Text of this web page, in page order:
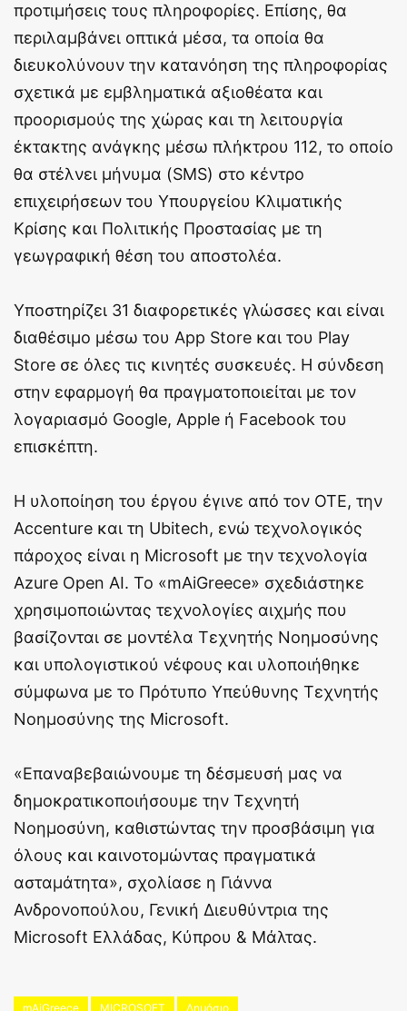
προτιμήσεις τους πληροφορίες. Επίσης, θα
περιλαμβάνει οπτικά μέσα, τα οποία θα
διευκολύνουν την κατανόηση της πληροφορίας
σχετικά με εμβληματικά αξιοθέατα και
προορισμούς της χώρας και τη λειτουργία
έκτακτης ανάγκης μέσω πλήκτρου 112, το οποίο
θα στέλνει μήνυμα (SMS) στο κέντρο
επιχειρήσεων του Υπουργείου Κλιματικής
Κρίσης και Πολιτικής Προστασίας με τη
γεωγραφική θέση του αποστολέα.
Υποστηρίζει 31 διαφορετικές γλώσσες και είναι
διαθέσιμο μέσω του App Store και του Play
Store σε όλες τις κινητές συσκευές. H σύνδεση
στην εφαρμογή θα πραγματοποιείται με τον
λογαριασμό Google, Apple ή Facebook του
επισκέπτη.
H υλοποίηση του έργου έγινε από τον ΟΤΕ, την
Accenture και τη Ubitech, ενώ τεχνολογικός
πάροχος είναι η Microsoft με την τεχνολογία
Azure Open AI. Το «mAiGreece» σχεδιάστηκε
χρησιμοποιώντας τεχνολογίες αιχμής που
βασίζονται σε μοντέλα Τεχνητής Νοημοσύνης
και υπολογιστικού νέφους και υλοποιήθηκε
σύμφωνα με το Πρότυπο Υπεύθυνης Τεχνητής
Νοημοσύνης της Microsoft.
«Επαναβεβαιώνουμε τη δέσμευσή μας να
δημοκρατικοποιήσουμε την Τεχνητή
Νοημοσύνη, καθιστώντας την προσβάσιμη για
όλους και καινοτομώντας πραγματικά
ασταμάτητα», σχολίασε η Γιάννα
Ανδρονοπούλου, Γενική Διευθύντρια της
Microsoft Ελλάδας, Κύπρου & Μάλτας.
mAiGreece MICROSOFT Δημόσιο